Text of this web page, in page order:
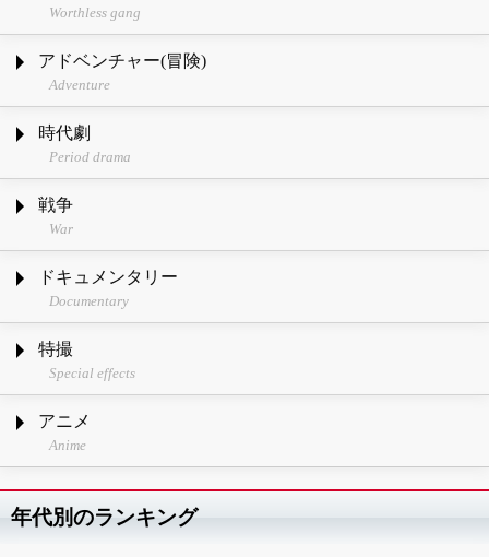
Worthless gang
アドベンチャー(冒険)
Adventure
時代劇
Period drama
戦争
War
ドキュメンタリー
Documentary
特撮
Special effects
アニメ
Anime
年代別のランキング